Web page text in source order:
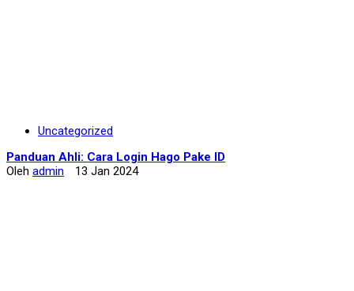
Uncategorized
Panduan Ahli: Cara Login Hago Pake ID
Oleh admin 13 Jan 2024